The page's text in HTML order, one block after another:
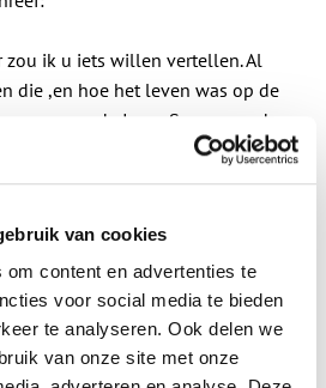
van cookies
om content en advertenties te
voor social media te bieden
te analyseren. Ook delen we
van onze site met onze
zou ik u iets willen vertellen. Al
die ,en hoe het leven was op de
van de Isaac Sweers en de
mijn oom ,de broer van mijn
heb hem nooit gekend omdat hij
heb ik de mogelijkheid om te zien
ervan) hoe hij leefde aan
je wel daarvoor.Regina